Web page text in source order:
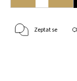
Zeptat se